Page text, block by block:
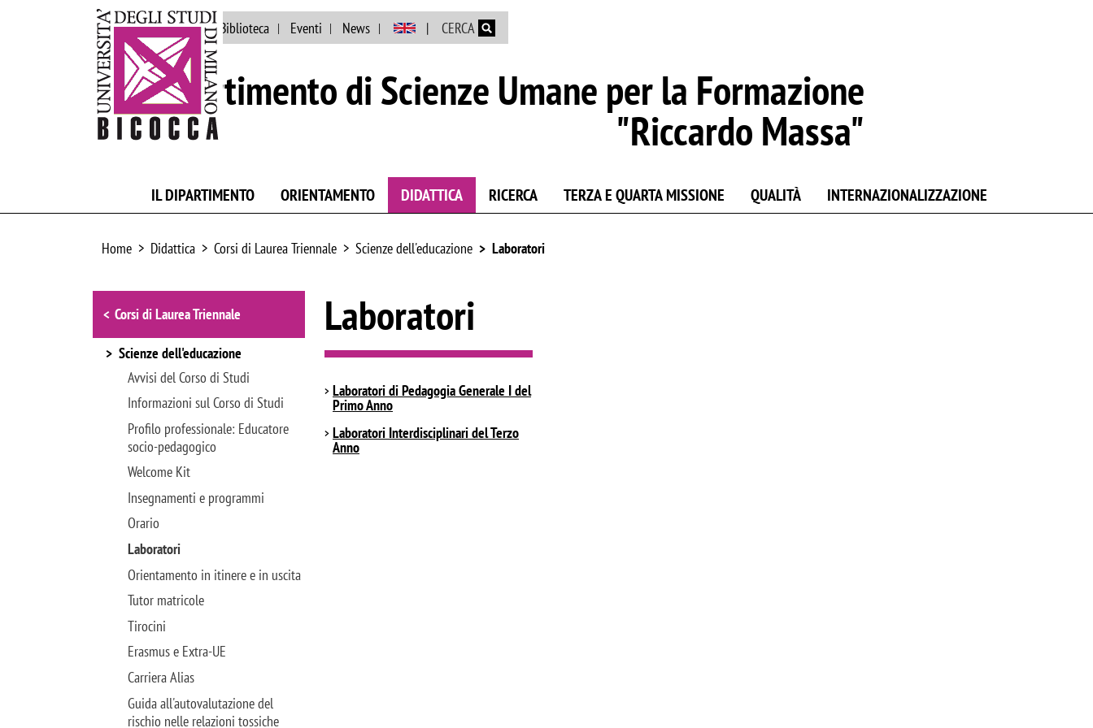
Ateneo Persone Biblioteca Eventi News CERCA
Dipartimento di Scienze Umane per la Formazione
"Riccardo Massa"
IL DIPARTIMENTO ORIENTAMENTO DIDATTICA RICERCA TERZA E QUARTA MISSIONE QUALITÀ INTERNAZIONALIZZAZIONE
Home Didattica Corsi di Laurea Triennale Scienze dell'educazione Laboratori
Browse the section
Corsi di Laurea Triennale
Scienze dell'educazione
Avvisi del Corso di Studi
Informazioni sul Corso di Studi
Profilo professionale: Educatore
socio-pedagogico
Welcome Kit
Insegnamenti e programmi
Orario
Laboratori
Orientamento in itinere e in uscita
Tutor matricole
Tirocini
Erasmus e Extra-UE
Carriera Alias
Guida all'autovalutazione del
rischio nelle relazioni tossiche
Laboratori
Laboratori di Pedagogia Generale I del
Primo Anno
Laboratori Interdisciplinari del Terzo
Anno